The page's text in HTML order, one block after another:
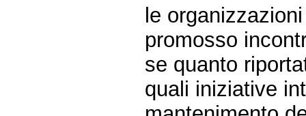
le
promosso
se quanto
quali iniziative